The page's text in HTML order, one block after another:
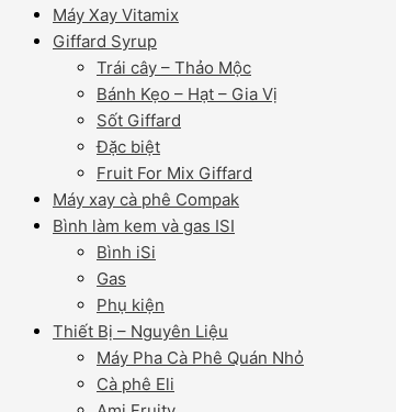
Máy Xay Vitamix
Giffard Syrup
Trái cây – Thảo Mộc
Bánh Kẹo – Hạt – Gia Vị
Sốt Giffard
Đặc biệt
Fruit For Mix Giffard
Máy xay cà phê Compak
Bình làm kem và gas ISI
Bình iSi
Gas
Phụ kiện
Thiết Bị – Nguyên Liệu
Máy Pha Cà Phê Quán Nhỏ
Cà phê Eli